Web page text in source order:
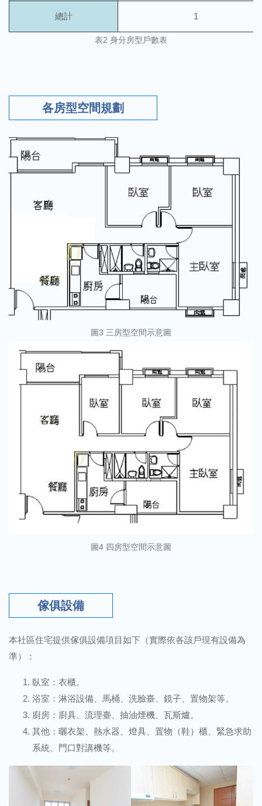
總計 1
表2 身分房型戶數表
各房型空間規劃
圖3 三房型空間示意圖
圖4 四房型空間示意圖
傢俱設備
本社區住宅提供傢俱設備項目如下（實際依各該戶現有設備為
準）：
臥室：衣櫃。
浴室：淋浴設備、馬桶、洗臉臺、鏡子、置物架等。
廚房：廚具、流理臺、抽油煙機、瓦斯爐。
其他：曬衣架、熱水器、燈具、置物（鞋）櫃、緊急求助
系統、門口對講機等。